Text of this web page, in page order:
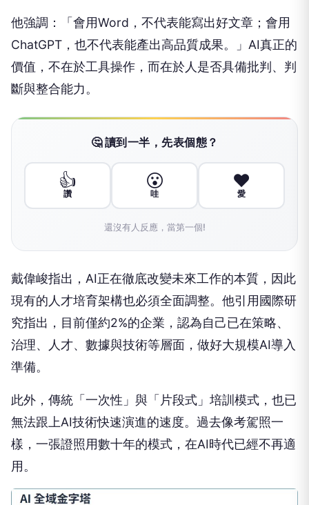
他強調：「會用Word，不代表能寫出好文章；會用
ChatGPT，也不代表能產出高品質成果。」AI真正的
價值，不在於工具操作，而在於人是否具備批判、判
斷與整合能力。
🤔 讀到一半，先表個態？
👍
讚
😮
哇
❤️
愛
還沒有人反應，當第一個!
戴偉峻指出，AI正在徹底改變未來工作的本質，因此
現有的人才培育架構也必須全面調整。他引用國際研
究指出，目前僅約2%的企業，認為自己已在策略、
治理、人才、數據與技術等層面，做好大規模AI導入
準備。
此外，傳統「一次性」與「片段式」培訓模式，也已
無法跟上AI技術快速演進的速度。過去像考駕照一
樣，一張證照用數十年的模式，在AI時代已經不再適
用。